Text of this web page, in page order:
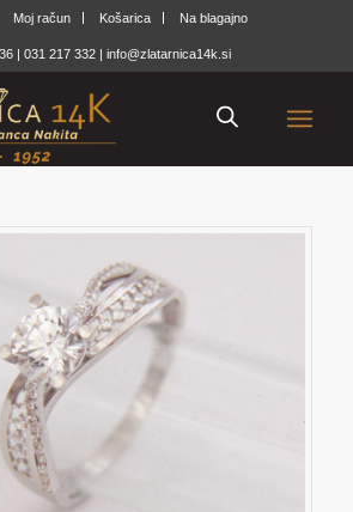
Moj račun Košarica Na blagajno
|031 217 332 |info@zlatarnica14k.si